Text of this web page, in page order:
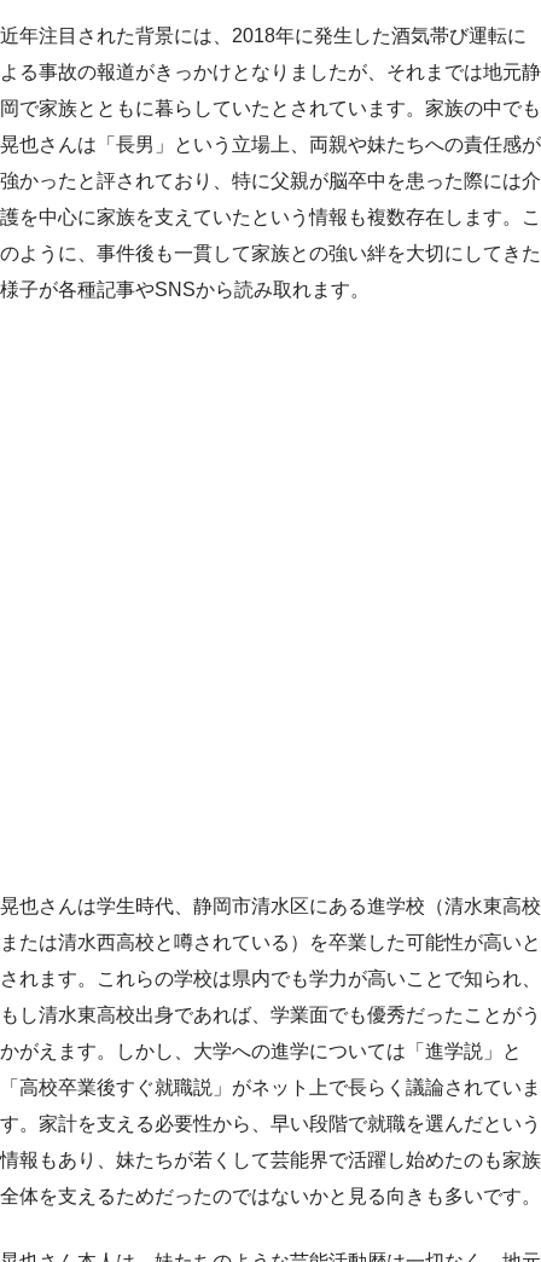
近年注目された背景には、2018年に発生した酒気帯び運転に
よる事故の報道がきっかけとなりましたが、それまでは地元静
岡で家族とともに暮らしていたとされています。家族の中でも
晃也さんは「長男」という立場上、両親や妹たちへの責任感が
強かったと評されており、特に父親が脳卒中を患った際には介
護を中心に家族を支えていたという情報も複数存在します。こ
のように、事件後も一貫して家族との強い絆を大切にしてきた
様子が各種記事やSNSから読み取れます。
晃也さんは学生時代、静岡市清水区にある進学校（清水東高校
または清水西高校と噂されている）を卒業した可能性が高いと
されます。これらの学校は県内でも学力が高いことで知られ、
もし清水東高校出身であれば、学業面でも優秀だったことがう
かがえます。しかし、大学への進学については「進学説」と
「高校卒業後すぐ就職説」がネット上で長らく議論されていま
す。家計を支える必要性から、早い段階で就職を選んだという
情報もあり、妹たちが若くして芸能界で活躍し始めたのも家族
全体を支えるためだったのではないかと見る向きも多いです。